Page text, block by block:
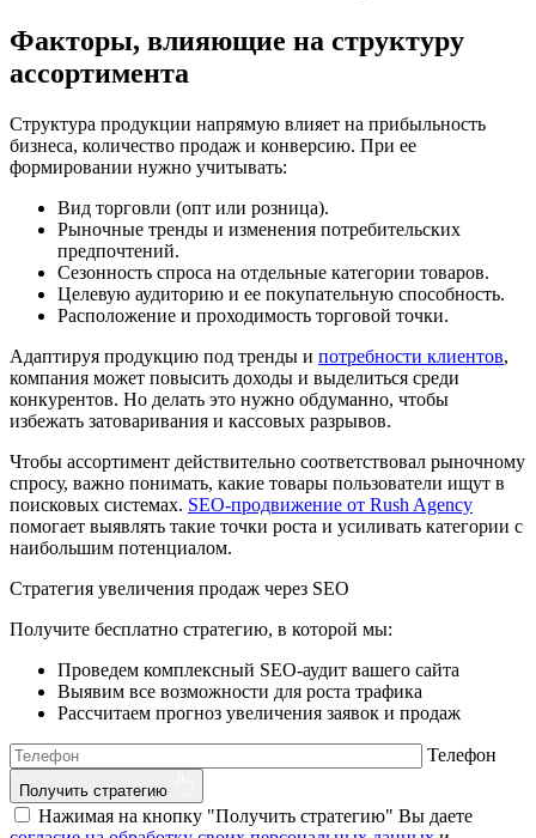
Факторы, влияющие на структуру
ассортимента
Структура продукции напрямую влияет на прибыльность
бизнеса, количество продаж и конверсию. При ее
формировании нужно учитывать:
Вид торговли (опт или розница).
Рыночные тренды и изменения потребительских
предпочтений.
Сезонность спроса на отдельные категории товаров.
Целевую аудиторию и ее покупательную способность.
Расположение и проходимость торговой точки.
Адаптируя продукцию под тренды и потребности клиентов,
компания может повысить доходы и выделиться среди
конкурентов. Но делать это нужно обдуманно, чтобы
избежать затоваривания и кассовых разрывов.
Чтобы ассортимент действительно соответствовал рыночному
спросу, важно понимать, какие товары пользователи ищут в
поисковых системах. SEO-продвижение от Rush Agency
помогает выявлять такие точки роста и усиливать категории с
наибольшим потенциалом.
Стратегия увеличения продаж через SEO
Получите бесплатно стратегию, в которой мы:
Проведем комплексный SEO-аудит вашего сайта
Выявим все возможности для роста трафика
Рассчитаем прогноз увеличения заявок и продаж
Телефон
Получить стратегию
Нажимая на кнопку "Получить стратегию" Вы даете